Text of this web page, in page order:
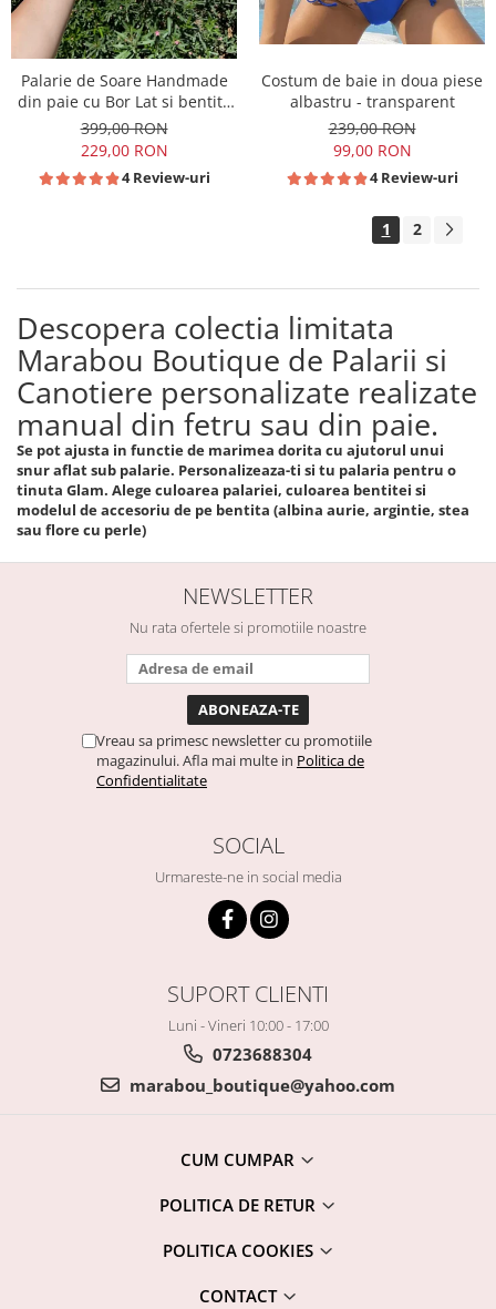
Palarie de Soare Handmade
din paie cu Bor Lat si bentita
colorata detasabila
399,00 RON
229,00 RON
4 Review-uri
Costum de baie in doua piese
albastru - transparent
239,00 RON
99,00 RON
4 Review-uri
1 2
Descopera colectia limitata
Marabou Boutique de Palarii si
Canotiere personalizate realizate
manual din fetru sau din paie.
Se pot ajusta in functie de marimea dorita cu ajutorul unui
snur aflat sub palarie. Personalizeaza-ti si tu palaria pentru o
tinuta Glam. Alege culoarea palariei, culoarea bentitei si
modelul de accesoriu de pe bentita (albina aurie, argintie, stea
sau flore cu perle)
NEWSLETTER
Nu rata ofertele si promotiile noastre
Vreau sa primesc newsletter cu promotiile
magazinului. Afla mai multe in Politica de
Confidentialitate
SOCIAL
Urmareste-ne in social media
SUPORT CLIENTI
Luni - Vineri 10:00 - 17:00
0723688304
marabou_boutique@yahoo.com
CUM CUMPAR
POLITICA DE RETUR
POLITICA COOKIES
CONTACT